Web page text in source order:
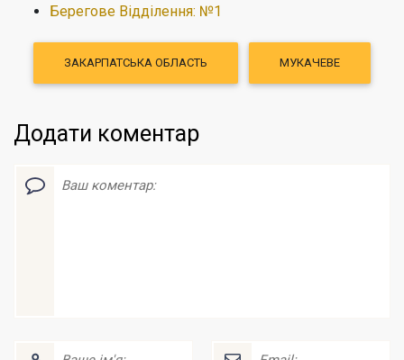
Берегове Відділення: №1
ЗАКАРПАТСЬКА ОБЛАСТЬ МУКАЧЕВЕ
Додати коментар